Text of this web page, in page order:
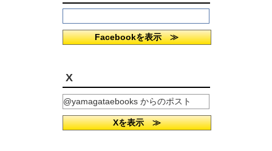
Facebookを表示 ≫
X
@yamagataebooks からのポスト
Xを表示 ≫